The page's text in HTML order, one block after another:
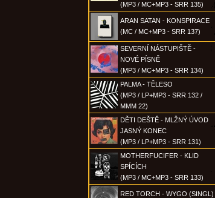
(MP3 / MC+MP3 - SRR 135)
ARAN SATAN - KONSPIRACE
(MC / MC+MP3 - SRR 137)
SEVERNÍ NÁSTUPIŠTĚ -
NOVÉ PÍSNĚ
(MP3 / MC+MP3 - SRR 134)
PALMA - TĚLESO
(MP3 / LP+MP3 - SRR 132 /
MMM 22)
DĚTI DEŠTĚ - MLŽNÝ ÚVOD
JASNÝ KONEC
(MP3 / LP+MP3 - SRR 131)
MOTHERFUCIFER - KLID
SPÍCÍCH
(MP3 / MC+MP3 - SRR 133)
RED TORCH - WYGO (SINGL)